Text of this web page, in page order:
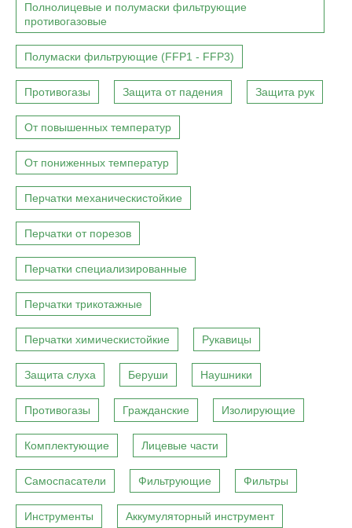
Полнолицевые и полумаски фильтрующие
противогазовые
Полумаски фильтрующие (FFP1 - FFP3)
Противогазы Защита от падения Защита рук
От повышенных температур
От пониженных температур
Перчатки механическистойкие
Перчатки от порезов
Перчатки специализированные
Перчатки трикотажные
Перчатки химическистойкие Рукавицы
Защита слуха Беруши Наушники
Противогазы Гражданские Изолирующие
Комплектующие Лицевые части
Самоспасатели Фильтрующие Фильтры
Инструменты Аккумуляторный инструмент